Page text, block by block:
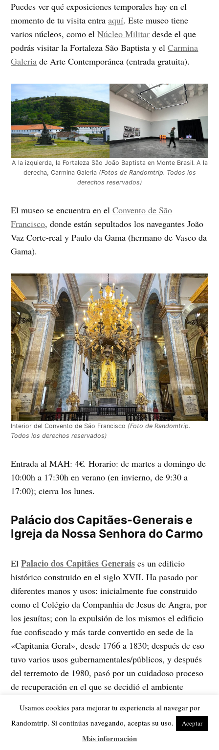
Puedes ver qué exposiciones temporales hay en el
momento de tu visita entraaquí. Este museo tiene
varios núcleos, como elNúcleo Militar desde el que
podrás visitar la Fortaleza São Baptista y elCarmina
Galeria de Arte Contemporánea (entrada gratuita).
A la izquierda, la Fortaleza São João Baptista en Monte Brasil. A la
derecha, Carmina Galeria (Fotos de Randomtrip. Todos los
derechos reservados)
El museo se encuentra en elConvento de São
Francisco, donde están sepultados los navegantes João
Vaz Corte-real y Paulo da Gama (hermano de Vasco da
Gama).
Interior del Convento de São Francisco (Foto de Randomtrip.
Todos los derechos reservados)
Entrada al MAH: 4€. Horario: de martes a domingo de
10:00h a 17:30h en verano (en invierno, de 9:30 a
17:00); cierra los lunes.
Palácio dos Capitães-Generais e
Igreja da Nossa Senhora do Carmo
ElPalacio dos Capitães Generais es un edificio
histórico construido en el siglo XVII. Ha pasado por
diferentes manos y usos: inicialmente fue construido
como el Colégio da Companhia de Jesus de Angra, por
los jesuítas; con la expulsión de los mismos el edificio
fue confiscado y más tarde convertido en sede de la
«Capitania Geral», desde 1766 a 1830; después de eso
tuvo varios usos gubernamentales/públicos, y después
del terremoto de 1980, pasó por un cuidadoso proceso
de recuperación en el que se decidió el ambiente
actualidad, el edificio es una de las residencias
oficiales del gobierno regional de las Azores y está
clasificado como «Imóvel de Interesse Público». Se
Usamos cookies para mejorar tu experiencia al navegar por
Randomtrip. Si continúas navegando, aceptas su uso.
Aceptar
Más información